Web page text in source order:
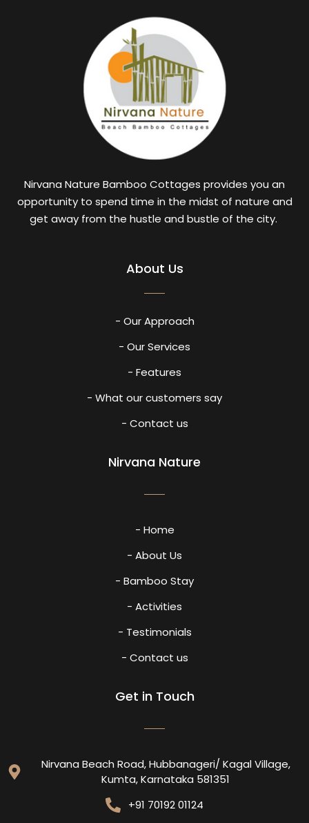
Nirvana Nature Bamboo Cottages provides you an
opportunity to spend time in the midst of nature and
get away from the hustle and bustle of the city.
About Us
- Our Approach
- Our Services
- Features
- What our customers say
- Contact us
Nirvana Nature
- Home
- About Us
- Bamboo Stay
- Activities
- Testimonials
- Contact us
Get in Touch
Nirvana Beach Road, Hubbanageri/ Kagal Village,
Kumta, Karnataka 581351
+91 70192 01124